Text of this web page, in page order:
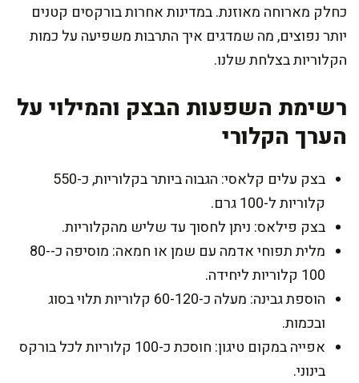
כחלק מארוחה מאוזנת. במדינות אחרות בורקסים קטנים
יותר נפוצים, מה שמדגים איך התרבות משפיעה על כמות
הקלוריות בצלחת שלנו.
רשימת השפעות הבצק והמילוי על
הערך הקלורי
בצק עלים קלאסי: הגבוה ביותר בקלוריות, כ-550
קלוריות ל-100 גרם.
בצק פילאס: ניתן לחסוך עד שליש מהקלוריות.
מלית תפוחי אדמה עם שמן או חמאה: מוסיפה כ-80-
100 קלוריות ליחידה.
הוספת גבינה: מעלה כ-60-120 קלוריות תלוי בסוג
ובכמות.
אפייה במקום טיגון: חוסכת כ-100 קלוריות לכל בורקס
בינוני.